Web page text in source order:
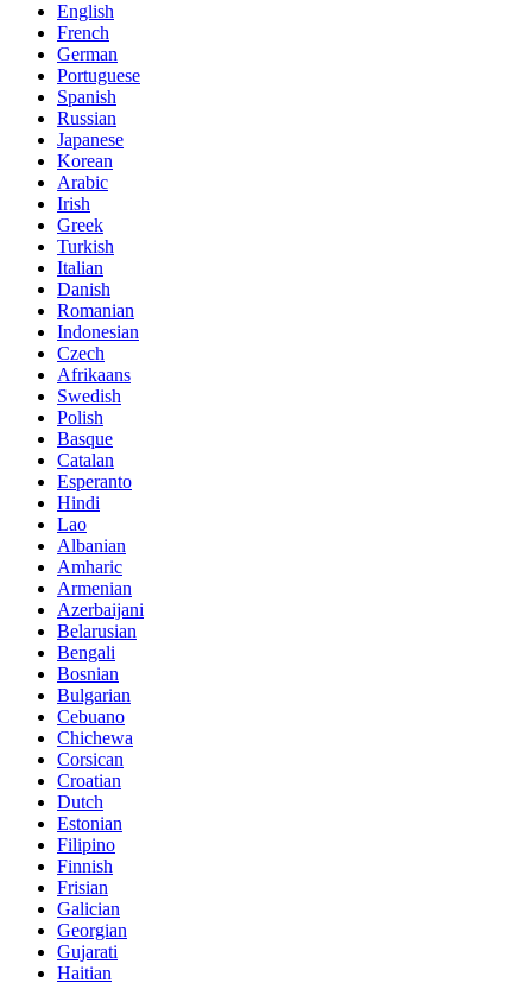
English
French
German
Portuguese
Spanish
Russian
Japanese
Korean
Arabic
Irish
Greek
Turkish
Italian
Danish
Romanian
Indonesian
Czech
Afrikaans
Swedish
Polish
Basque
Catalan
Esperanto
Hindi
Lao
Albanian
Amharic
Armenian
Azerbaijani
Belarusian
Bengali
Bosnian
Bulgarian
Cebuano
Chichewa
Corsican
Croatian
Dutch
Estonian
Filipino
Finnish
Frisian
Galician
Georgian
Gujarati
Haitian